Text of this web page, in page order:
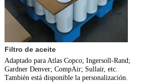
Filtro de aceite
Adaptado para Atlas Copco; Ingersoll-Rand;
Gardner Denver; CompAir; Sullair, etc.
También está disponible la personalización.